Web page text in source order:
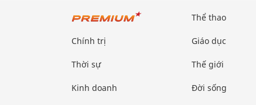
Chính trị
Thời sự
Kinh doanh
Thể thao
Giáo dục
Thế giới
Đời sống